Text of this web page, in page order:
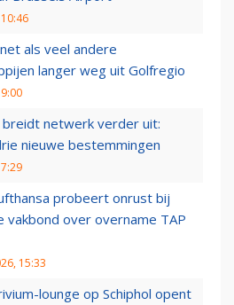
als veel andere
langer weg uit Golfregio
breidt netwerk verder uit:
nieuwe bestemmingen
probeert onrust bij
vakbond over overname TAP
15:33
lounge op Schiphol opent